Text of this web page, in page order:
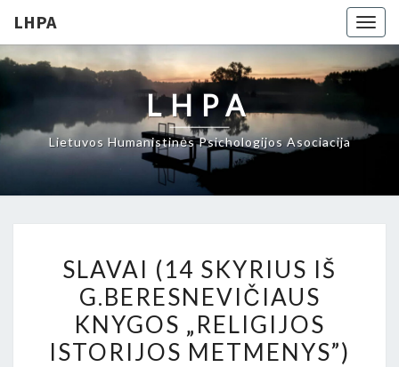
LHPA
LHPA
Lietuvos Humanistinės Psichologijos Asociacija
(14
SKYRIUS
IŠ
G.BERESNEVIČIAUS
SLAVAI (14 SKYRIUS IŠ
G.BERESNEVIČIAUS
KNYGOS „RELIGIJOS
ISTORIJOS METMENYS”)